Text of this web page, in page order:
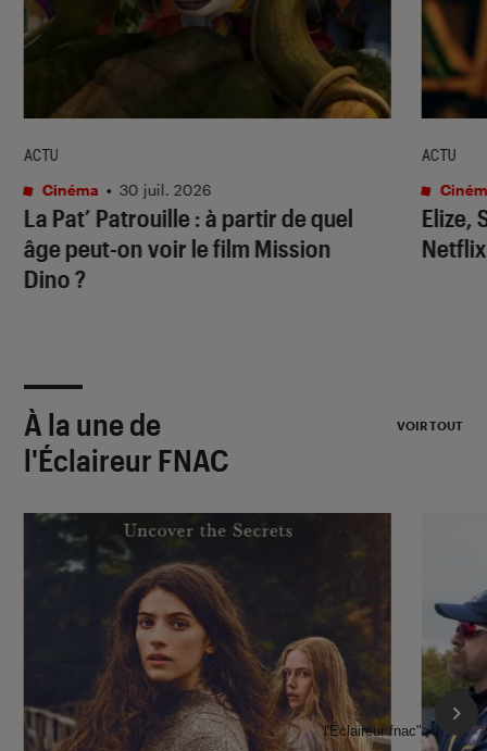
La Pat’ Patrouille: à partir de quel
âge peut-on voir le film Mission
Dino?
ACTU
Cinéma • 30 juil. 2026
Elize,
ACTU
À la une de
l'Éclaireur FNAC
VOIR TOUT
l'Éclaireur fnac">